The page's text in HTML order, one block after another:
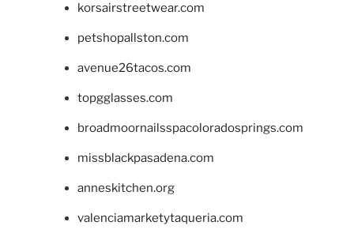
korsairstreetwear.com
petshopallston.com
avenue26tacos.com
topgglasses.com
broadmoornailsspacoloradosprings.com
missblackpasadena.com
anneskitchen.org
valenciamarketytaqueria.com